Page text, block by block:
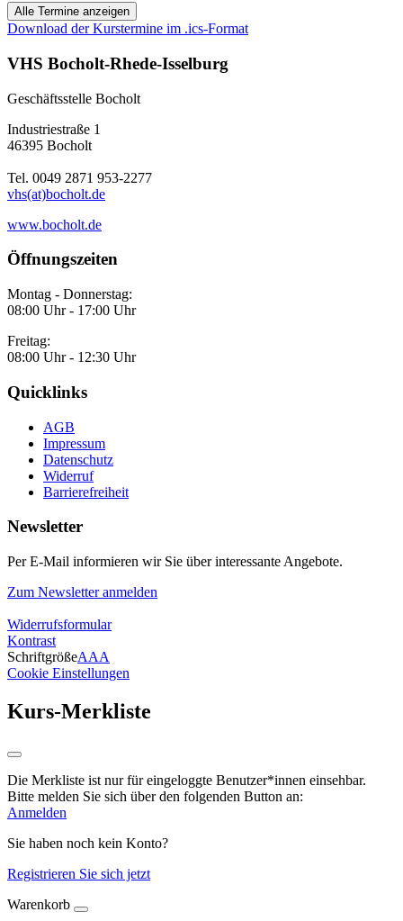
Alle Termine anzeigen
Download der Kurstermine im .ics-Format
VHS Bocholt-Rhede-Isselburg
Geschäftsstelle Bocholt
Industriestraße 1
46395 Bocholt
Tel. 0049 2871 953-2277
vhs(at)bocholt.de
www.bocholt.de
Öffnungszeiten
Montag - Donnerstag:
08:00 Uhr - 17:00 Uhr
Freitag:
08:00 Uhr - 12:30 Uhr
Quicklinks
AGB
Impressum
Datenschutz
Widerruf
Barrierefreiheit
Newsletter
Per E-Mail informieren wir Sie über interessante Angebote.
Zum Newsletter anmelden
Widerrufsformular
Kontrast
SchriftgrößeAAA
Cookie Einstellungen
Kurs-Merkliste
Die Merkliste ist nur für eingeloggte Benutzer*innen einsehbar.
Bitte melden Sie sich über den folgenden Button an:
Anmelden
Sie haben noch kein Konto?
Registrieren Sie sich jetzt
Warenkorb